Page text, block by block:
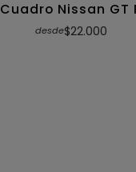
Cuadro Nissan GT
desde$22.000